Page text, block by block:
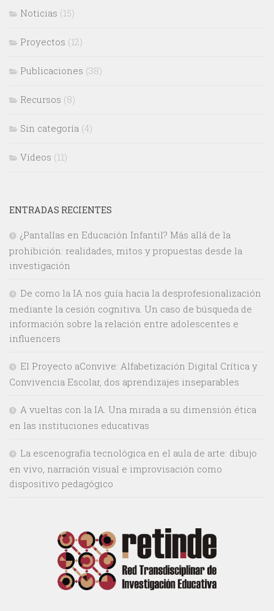
Noticias (15)
Proyectos (12)
Publicaciones (38)
Recursos (8)
Sin categoría (4)
Vídeos (11)
ENTRADAS RECIENTES
¿Pantallas en Educación Infantil? Más allá de la
prohibición: realidades, mitos y propuestas desde la
investigación
De como la IA nos guía hacia la desprofesionalización
mediante la cesión cognitiva. Un caso de búsqueda de
información sobre la relación entre adolescentes e
influencers
El Proyecto aConvive: Alfabetización Digital Crítica y
Convivencia Escolar, dos aprendizajes inseparables
A vueltas con la IA. Una mirada a su dimensión ética
en las instituciones educativas
La escenografía tecnológica en el aula de arte: dibujo
en vivo, narración visual e improvisación como
dispositivo pedagógico